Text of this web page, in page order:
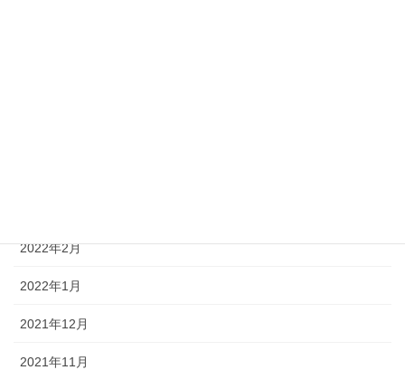
2022年2月
2022年1月
2021年12月
2021年11月